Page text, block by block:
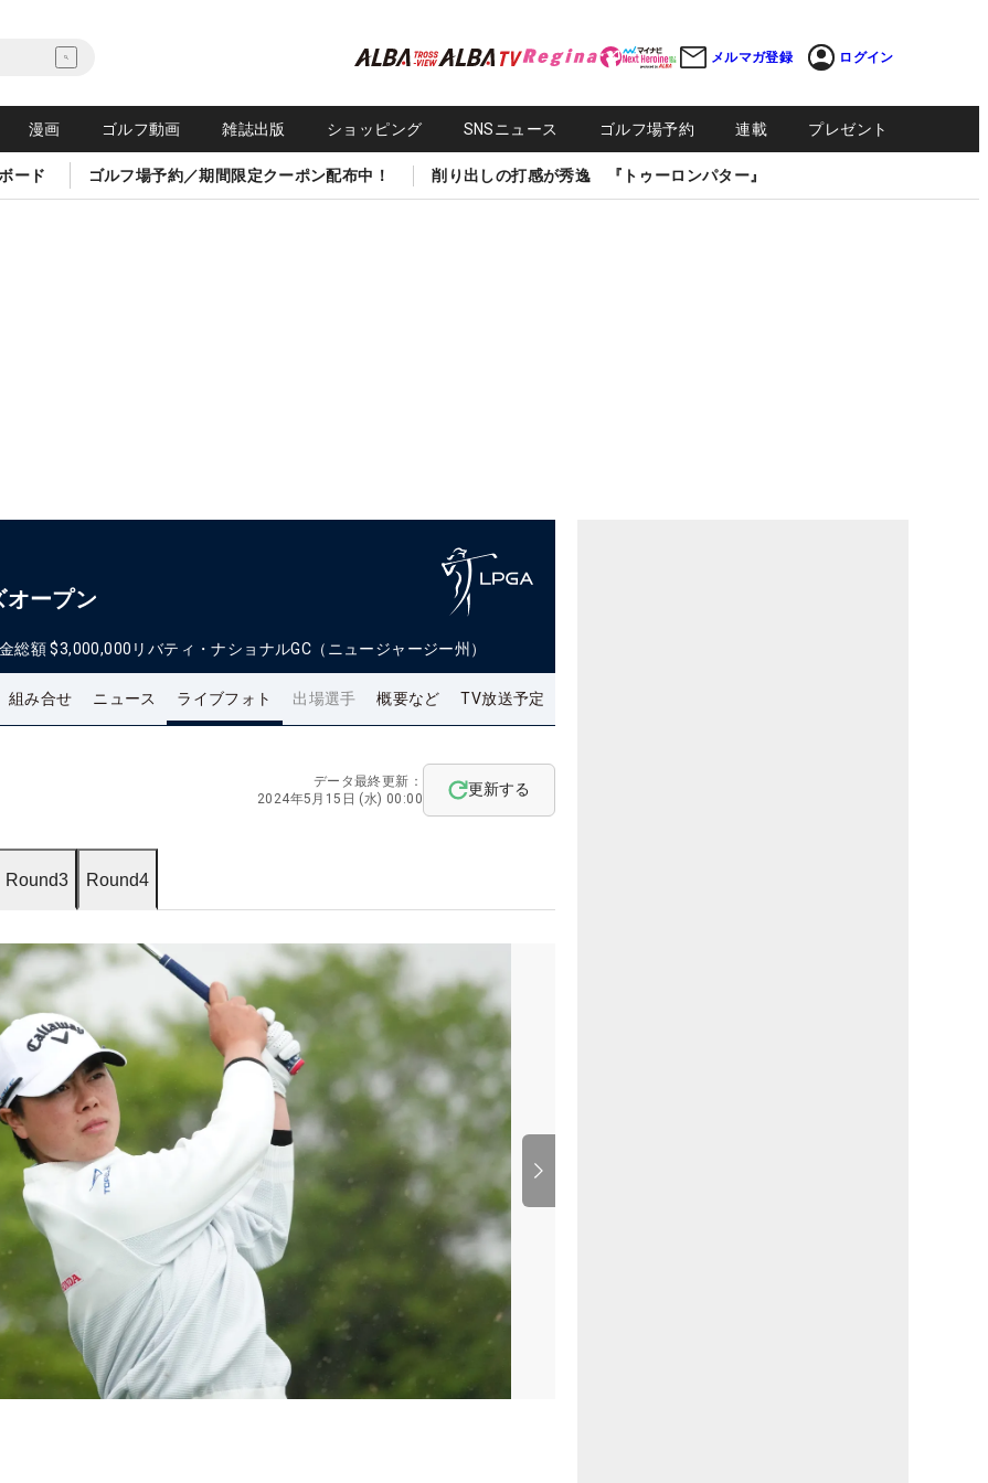
メルマガ登録 ログイン
漫画 ゴルフ動画 雑誌出版 ショッピング SNSニュース ゴルフ場予約 連載 プレゼント
ード ゴルフ場予約／期間限定クーポン配布中！ 削り出しの打感が秀逸 『トゥーロンパター』
オープン
総額 $3,000,000 リバティ・ナショナルGC（ニュージャージー州）
組み合せ ニュース ライブフォト 出場選手 概要など TV放送予定
データ最終更新：
2024年5月15日 (水) 00:00
更新する
Round3 Round4